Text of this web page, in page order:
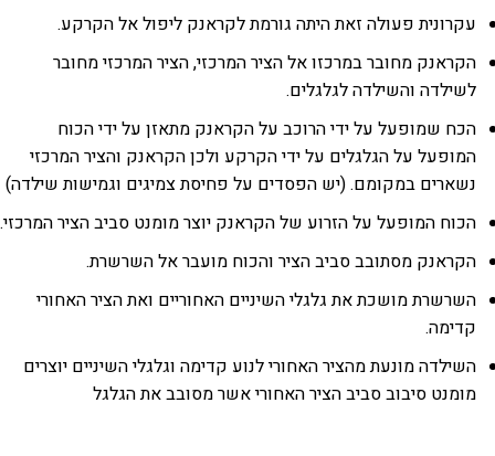
עקרונית פעולה זאת היתה גורמת לקראנק ליפול אל הקרקע.
הקראנק מחובר במרכזו אל הציר המרכזי, הציר המרכזי מחובר
לשילדה והשילדה לגלגלים.
הכח שמופעל על ידי הרוכב על הקראנק מתאזן על ידי הכוח
המופעל על הגלגלים על ידי הקרקע ולכן הקראנק והציר המרכזי
נשארים במקומם. (יש הפסדים על פחיסת צמיגים וגמישות שילדה)
הכוח המופעל על הזרוע של הקראנק יוצר מומנט סביב הציר המרכזי.
הקראנק מסתובב סביב הציר והכוח מועבר אל השרשרת.
השרשרת מושכת את גלגלי השיניים האחוריים ואת הציר האחורי
קדימה.
השילדה מונעת מהציר האחורי לנוע קדימה וגלגלי השיניים יוצרים
מומנט סיבוב סביב הציר האחורי אשר מסובב את הגלגל